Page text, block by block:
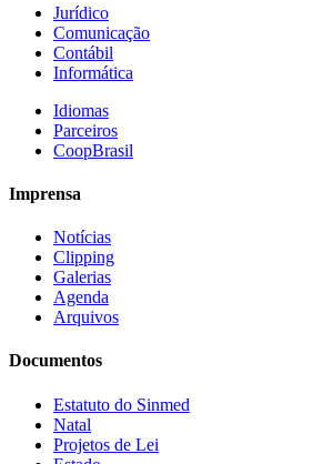
Jurídico
Comunicação
Contábil
Informática
Idiomas
Parceiros
CoopBrasil
Imprensa
Notícias
Clipping
Galerias
Agenda
Arquivos
Documentos
Estatuto do Sinmed
Natal
Projetos de Lei